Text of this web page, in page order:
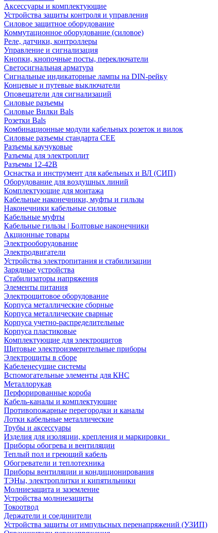
Аксессуары и комплектующие
Устройства защиты контроля и управления
Силовое защитное оборудование
Коммутационное оборудование (силовое)
Реле, датчики, контроллеры
Управление и сигнализация
Кнопки, кнопочные посты, переключатели
Светосигнальная арматура
Сигнальные индикаторные лампы на DIN-рейку
Концевые и путевые выключатели
Оповещатели для сигнализаций
Силовые разъемы
Силовые Вилки Bals
Розетки Bals
Комбинационные модули кабельных розеток и вилок
Силовые разъемы стандарта CEE
Разъемы каучуковые
Разъемы для электроплит
Разъемы 12-42В
Оснастка и инструмент для кабельных и ВЛ (СИП)
Оборудование для воздушных линий
Комплектующие для монтажа
Кабельные наконечники, муфты и гильзы
Наконечники кабельные силовые
Кабельные муфты
Кабельные гильзы | Болтовые наконечники
Акционные товары
Электрооборудование
Электродвигатели
Устройства электропитания и стабилизации
Зарядные устройства
Стабилизаторы напряжения
Элементы питания
Электрощитовое оборудование
Корпуса металлические сборные
Корпуса металлические сварные
Корпуса учетно-распределительные
Корпуса пластиковые
Комплектующие для электрощитов
Щитовые электроизмерительные приборы
Электрощиты в сборе
Кабеленесущие системы
Вспомогательные элементы для КНС
Металлорукав
Перфорированные короба
Кабель-каналы и комплектующие
Противопожарные перегородки и каналы
Лотки кабельные металлические
Трубы и аксессуары
Изделия для изоляции, крепления и маркировки
Приборы обогрева и вентиляции
Теплый пол и греющий кабель
Обогреватели и теплотехника
Приборы вентиляции и кондиционирования
ТЭНы, электроплитки и кипятильники
Молниезащита и заземление
Устройства молниезащиты
Токоотвод
Держатели и соединители
Устройства защиты от импульсных перенапряжений (УЗИП)